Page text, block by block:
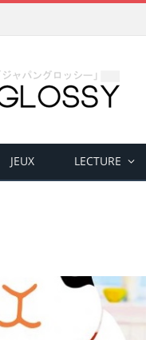
JEUX LECTURE